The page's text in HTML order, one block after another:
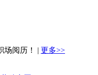
场阅历！ | 更多>>